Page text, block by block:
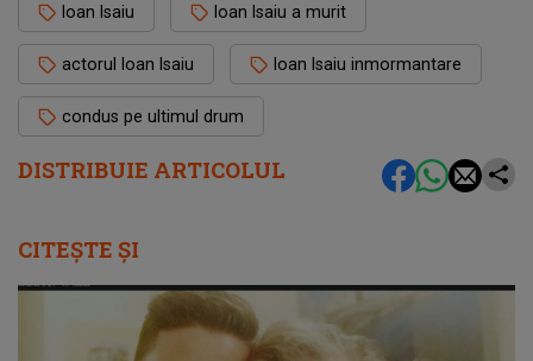
DISTRIBUIE ARTICOLUL
Ioan Isaiu Ioan Isaiu a murit
actorul Ioan Isaiu Ioan Isaiu inmormantare
condus pe ultimul drum
CITEȘTE ȘI